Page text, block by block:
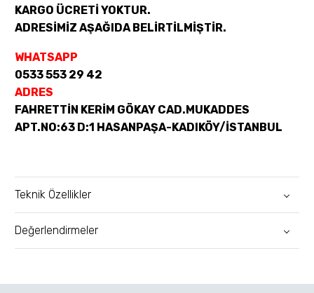
KARGO ÜCRETİ YOKTUR.
ADRESİMİZ AŞAĞIDA BELİRTİLMİŞTİR.
WHATSAPP
0533 553 29 42
ADRES
FAHRETTİN KERİM GÖKAY CAD.MUKADDES
APT.NO:63 D:1 HASANPAŞA-KADIKÖY/İSTANBUL
Teknik Özellikler
Değerlendirmeler